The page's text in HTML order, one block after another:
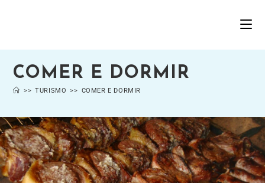
COMER E DORMIR
>> TURISMO >> COMER E DORMIR